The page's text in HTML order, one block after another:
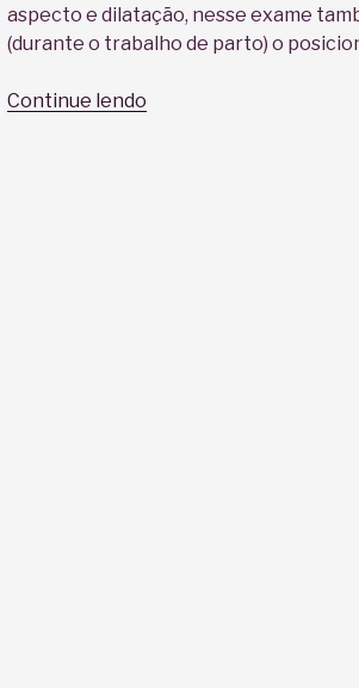
aspecto e dilatação, nesse exame
(durante o trabalho de parto) o
Continue lendo